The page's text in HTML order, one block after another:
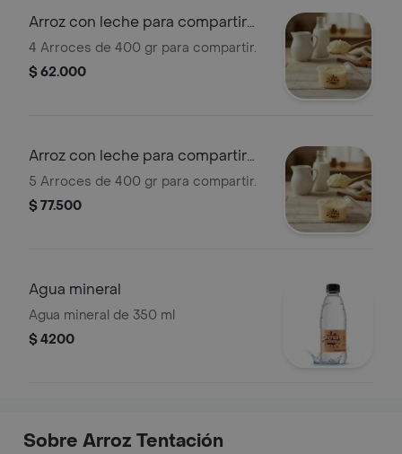
Arroz con leche para compartir
x4
4 Arroces de 400 gr para compartir.
$ 62.000
Arroz con leche para compartir
x5
5 Arroces de 400 gr para compartir.
$ 77.500
Agua mineral
Agua mineral de 350 ml
$ 4200
Sobre Arroz Tentación